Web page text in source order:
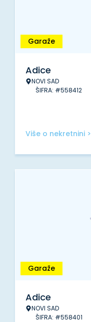
Garaže
Adice
NOVI SAD
ŠIFRA: #558412
Više o nekretnini >
Garaže
Adice
NOVI SAD
ŠIFRA: #558401